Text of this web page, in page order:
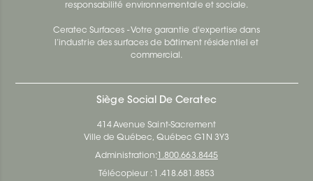
responsabilité environnementale et sociale.
Ceratec Surfaces - Votre garantie d'expertise dans
l’industrie des surfaces de bâtiment résidentiel et
commercial.
Siège Social De Ceratec
414 Avenue Saint-Sacrement
Ville de Québec, Québec G1N 3Y3
Administration: 1.800.663.8445
Télécopieur : 1.418.681.8853